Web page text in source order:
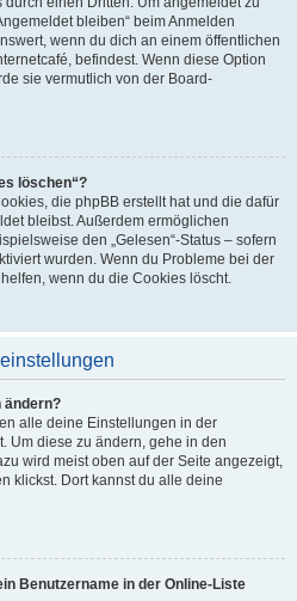
bleiben“ beim Anmelden
wenn du dich an einem öffentlichen
befindest. Wenn diese Option
sie vermutlich von der Board-
löschen“?
die phpBB erstellt hat und die dafür
bleibst. Außerdem ermöglichen
den „Gelesen“-Status – sofern
wurden. Wenn du Probleme bei der
wenn du die Cookies löscht.
ändern?
alle deine Einstellungen in der
Um diese zu ändern, gehe in den
wird meist oben auf der Seite angezeigt,
klickst. Dort kannst du alle deine
Benutzername in der Online-Liste